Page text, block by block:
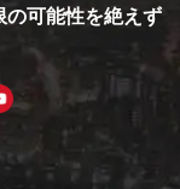
可能性を絶えず